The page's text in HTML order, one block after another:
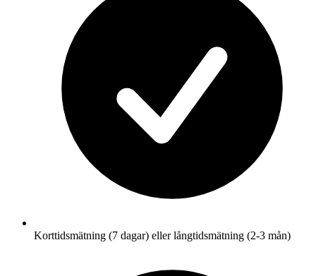
Korttidsmätning (7 dagar) eller långtidsmätning (2-3 mån)